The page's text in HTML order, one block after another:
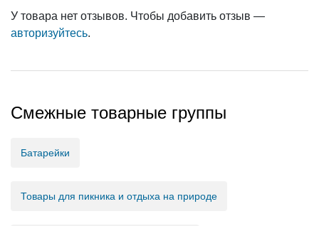
У товара нет отзывов. Чтобы добавить отзыв —
авторизуйтесь.
Смежные товарные группы
Батарейки
Товары для пикника и отдыха на природе